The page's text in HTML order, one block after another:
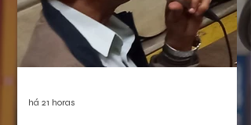
há 21 horas